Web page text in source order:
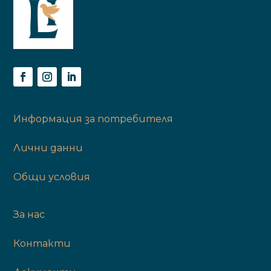
Информация за потребителя
Лични данни
Общи условия
За нас
Контакти